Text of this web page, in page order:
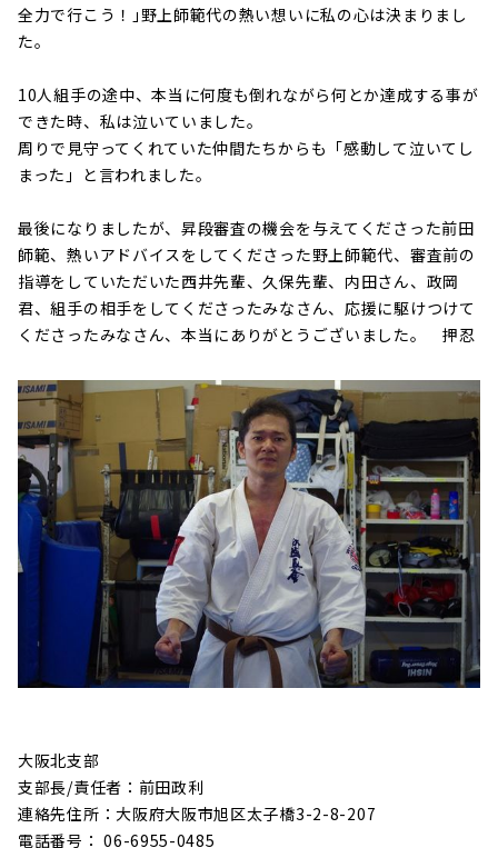
全力で行こう！｣野上師範代の熱い想いに私の心は決まりまし
た。
10人組手の途中、本当に何度も倒れながら何とか達成する事が
できた時、私は泣いていました。
周りで見守ってくれていた仲間たちからも「感動して泣いてし
まった」と言われました。
最後になりましたが、昇段審査の機会を与えてくださった前田
師範、熱いアドバイスをしてくださった野上師範代、審査前の
指導をしていただいた西井先輩、久保先輩、内田さん、政岡
君、組手の相手をしてくださったみなさん、応援に駆けつけて
くださったみなさん、本当にありがとうございました。 押忍
大阪北支部
支部長/責任者：前田政利
連絡先住所：大阪府大阪市旭区太子橋3-2-8-207
電話番号： 06-6955-0485